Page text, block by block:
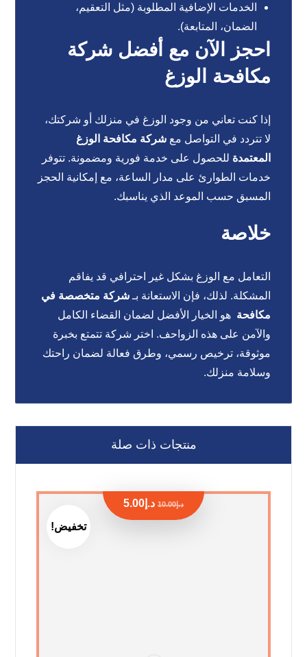
الخدمات الإضافية المطلوبة (مثل التعقيم،
الضمان، المتابعة).
احجز الآن مع أفضل شركة
مكافحة الوزغ
إذا كنت تعاني من وجود الوزغ في منزلك أو شركتك،
لا تتردد في التواصل معشركة مكافحة الوزغ
المعتمدة للحصول على خدمة فورية ومضمونة. تتوفر
خدمات الطوارئ على مدار الساعة، مع إمكانية الحجز
المسبق حسب الموعد الذي يناسبك.
خلاصة
التعامل مع الوزغ بشكل غير احترافي قد يفاقم
المشكلة. لذلك، فإن الاستعانة بـشركة متخصصة في
مكافحة هو الخيار الأفضل لضمان القضاء الكامل
والآمن على هذه الزواحف. اختر شركة تتمتع بخبرة
موثوقة، ترخيص رسمي، وطرق فعالة لضمان راحتك
وسلامة منزلك.
منتجات ذات صلة
تخفيض!
د.إ10.00 د.إ 5.00